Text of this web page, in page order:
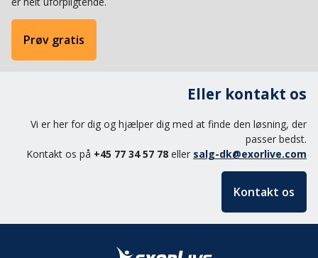
Prøv gratis
Eller kontakt os
Vi er her for dig og hjælper dig med at finde den løsning, der
passer bedst.
Kontakt os på +45 77 34 57 78 eller salg-dk@exorlive.com
Kontakt os